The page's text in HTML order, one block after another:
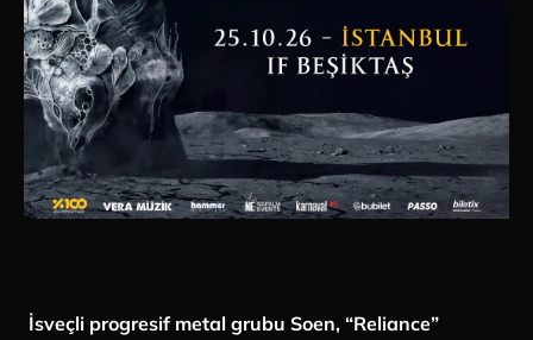
İsveçli progresif metal grubu Soen, “Reliance”